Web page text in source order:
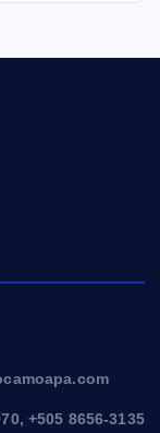
+505 8656-3135